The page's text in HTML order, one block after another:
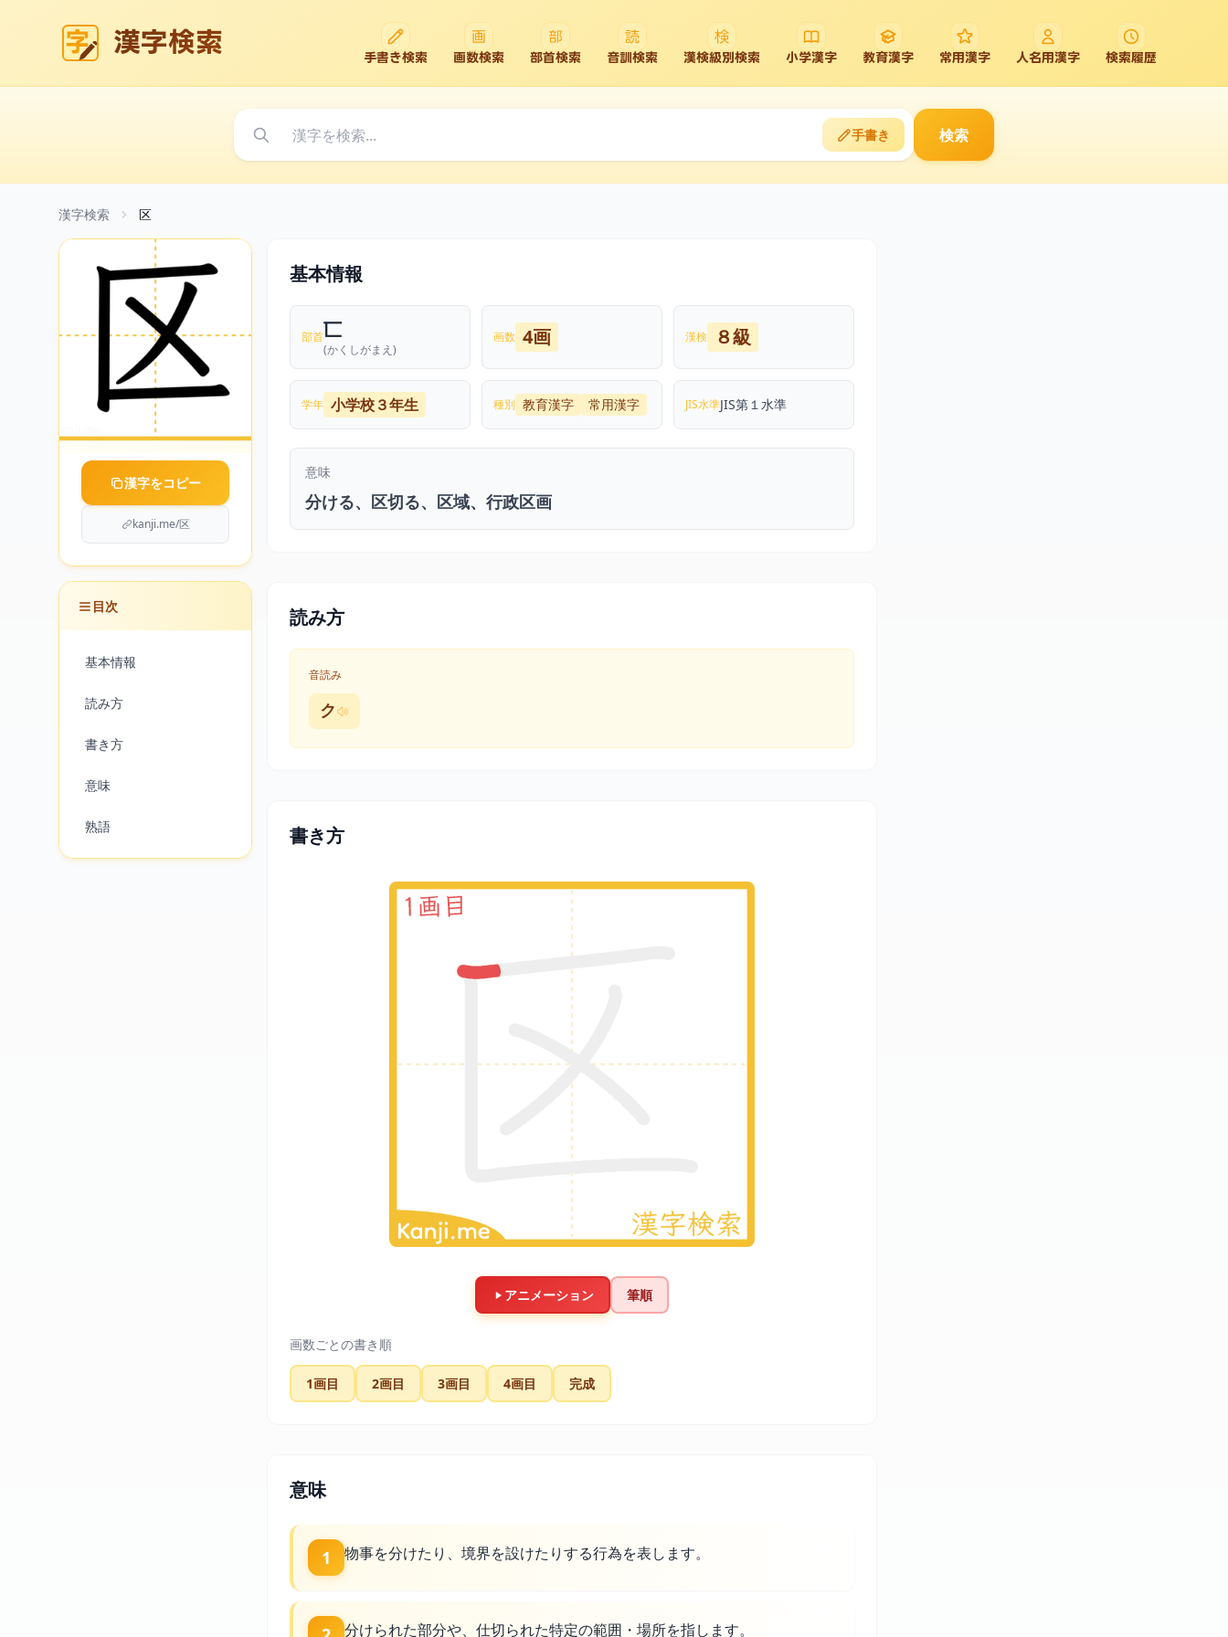
漢字検索 手書き検索 画数検索 部首検索 音訓検索 漢検級別検索 小学漢字 教育漢字 常用漢字 人名用漢字 検索履歴
手書き 検索
漢字検索 区
漢字をコピー
kanji.me/区
目次
基本情報
読み方
書き方
意味
熟語
基本情報
部首匸
(かくしがまえ)
画数 4画 漢検 ８級
学年 小学校３年生 種別 教育漢字 常用漢字 JIS水準JIS第１水準
意味
分ける、区切る、区域、行政区画
読み方
音読み
ク
書き方
アニメーション 筆順
画数ごとの書き順
1画目 2画目 3画目 4画目 完成
意味
1 物事を分けたり、境界を設けたりする行為を表します。
分けられた部分や、仕切られた特定の範囲・場所を指します。